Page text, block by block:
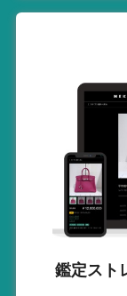
鑑定スト